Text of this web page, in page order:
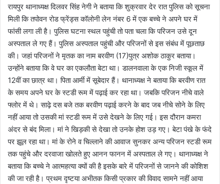
रायपुर थानाध्यक्ष दिलवर सिंह नेगी ने बताया कि शुक्रवार देर रात पुलिस को सूचना
मिली कि तपोवन रोड फ्रेंड्स कॉलोनी लेन नंबर 6 में एक बच्चे ने अपने घर में
फांसी लगा ली है। पुलिस घटना स्थल पहुंची तो पता चला कि परिजन उसे दून
अस्पताल ले गए हैं। पुलिस अस्पताल पहुंची और परिजनों से इस संबंध में पूछताछ
की। जहां परिजनों ने मृतक का नाम बरवीण (17)पुत्र अशोक ठाकुर बताया।
उन्होंने बताया कि वे घर का एकलौता बेटा था। डालनवाला के एक निजी स्कूल में
12वीं का छात्र था। पिता आर्मी में सूबेदार हैं। थानाध्यक्ष ने बताया कि बरवीण रात
के समय अपने घर के स्टडी रूम में पढ़ाई कर रहा था। जबकि परिजन नीचे वाले
फ्लोर में थे। साढ़े दस बजे तक बरवीण पढ़ाई करने के बाद जब नीचे सोने के लिए
नहीं आया तो उसकी मां स्टडी रूम में उसे देखने के लिए गई। इस दौरान कमरा
अंदर से बंद मिला। मां ने खिड़की से देखा तो उनके होश उड़ गए। बेटा पंखे के फंदे
पर झूल रहा था। मां के रोने व चिल्लाने की आवाज सुनकर अन्य परिजन स्टडी रूम
तक पहुंचे और दरवाजा खोलते हुए आनन फानन में अस्पताल ले गए। थानाध्यक्ष ने
बताया कि बच्चे ने आत्महत्या क्यों की है इसके बारे में परिजनों से जानने की कोशिश
की जा रही है। प्रथम दृष्टया अभीतक किसी प्रकार की विवाद सामने नहीं आया